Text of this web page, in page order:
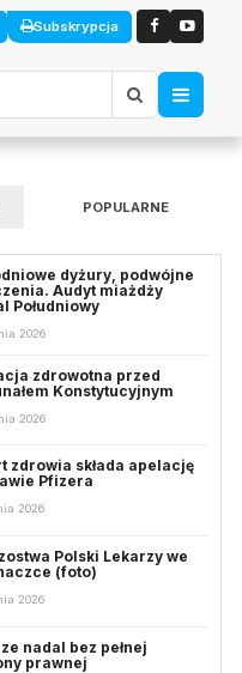
Subskrypcja
POPULARNE
dyżury, podwójne
Audyt miażdży
Południowy
2026
zdrowotna przed
Konstytucyjnym
2026
zdrowia składa apelację
Pfizera
2026
Polski Lekarzy we
(foto)
2026
nadal bez pełnej
prawnej